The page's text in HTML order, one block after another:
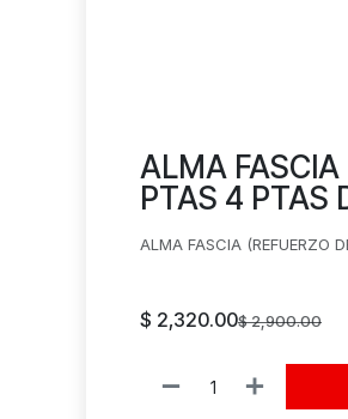
ALMA
PTAS 4 PTAS
ALMA FASCIA (REFUERZO
$ 2,320.00$2,900.00